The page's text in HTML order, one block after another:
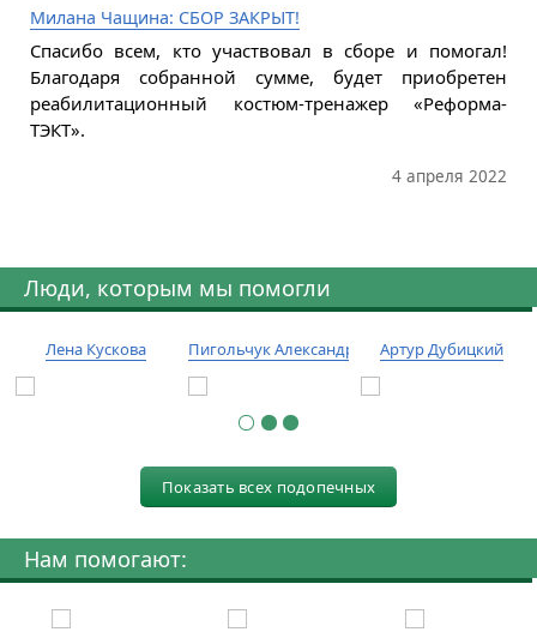
Милана Чащина: СБОР ЗАКРЫТ!
Спасибо всем, кто участвовал в сборе и помогал!
Благодаря собранной сумме, будет приобретен
реабилитационный костюм-тренажер «Реформа-
ТЭКТ».
4 апреля 2022
Люди, которым мы помогли
Лена Кускова Пигольчук Александр Артур Дубицкий
Показать всех подопечных
Нам помогают: